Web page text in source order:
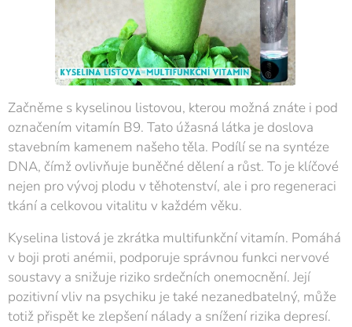
Začněme s kyselinou listovou, kterou možná znáte i pod
označením vitamín B9. Tato úžasná látka je doslova
stavebním kamenem našeho těla. Podílí se na syntéze
DNA, čímž ovlivňuje buněčné dělení a růst. To je klíčové
nejen pro vývoj plodu v těhotenství, ale i pro regeneraci
tkání a celkovou vitalitu v každém věku.
Kyselina listová je zkrátka multifunkční vitamín. Pomáhá
v boji proti anémii, podporuje správnou funkci nervové
soustavy a snižuje riziko srdečních onemocnění. Její
pozitivní vliv na psychiku je také nezanedbatelný, může
totiž přispět ke zlepšení nálady a snížení rizika depresí.